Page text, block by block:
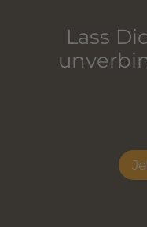
Lass